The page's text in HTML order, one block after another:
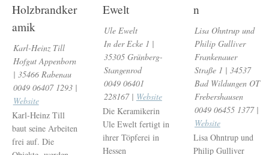
Holzbrandker
amik
Karl-Heinz Till
Hofgut Appenborn
| 35466 Rabenau
0049 06407 1293 |
Website
Karl-Heinz Till
baut seine Arbeiten
frei auf. Die
Ewelt
Ule Ewelt
In der Ecke 1 |
35305 Grünberg-
Stangenrod
0049 06401
228167 | Website
Die Keramikerin
Ule Ewelt fertigt in
ihrer Töpferei in
Hessen
n
Lisa Ohntrup und
Philip Gulliver
Frankenauer
Straße 1 | 34537
Bad Wildungen OT
Frebershausen
0049 06455 1377 |
Website
Lisa Ohntrup und
Philip Gulliver